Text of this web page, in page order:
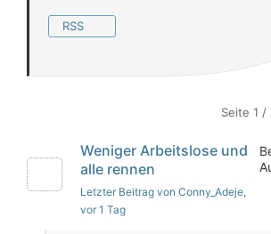
RSS
Seite 1 /
Weniger Arbeitslose und
alle rennen
Letzter Beitrag von Conny_Adeje,
vor 1 Tag